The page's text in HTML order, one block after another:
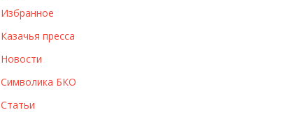
Избранное
Казачья пресса
Новости
Символика БКО
Статьи